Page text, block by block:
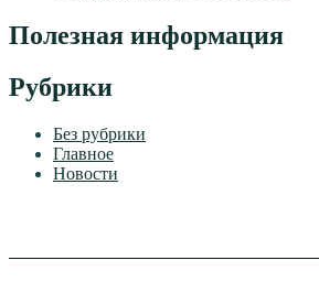
Полезная информация
Рубрики
Без рубрики
Главное
Новости